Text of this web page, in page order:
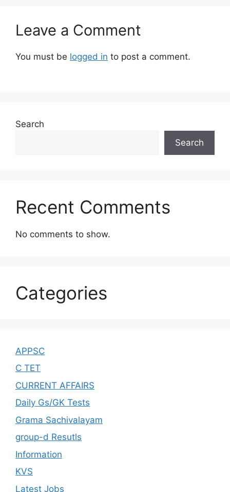
Leave a Comment
You must be logged in to post a comment.
Search
Search
Recent Comments
No comments to show.
Categories
APPSC
C TET
CURRENT AFFAIRS
Daily Gs/GK Tests
Grama Sachivalayam
group-d Resutls
Information
KVS
Latest Jobs